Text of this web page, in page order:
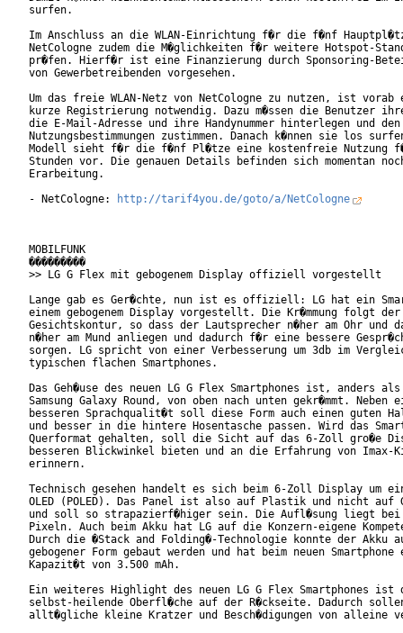
surfen.
Im Anschluss an die WLAN-Einrichtung f�r die f�nf
NetCologne zudem die M�glichkeiten f�r weitere Hotspot-
pr�fen. Hierf�r ist eine Finanzierung durch Sponsoring-
von Gewerbetreibenden vorgesehen.
Um das freie WLAN-Netz von NetCologne zu nutzen, ist
kurze Registrierung notwendig. Dazu m�ssen die Benutzer
die E-Mail-Adresse und ihre Handynummer hinterlegen und den
Nutzungsbestimmungen zustimmen. Danach k�nnen sie los
Modell sieht f�r die f�nf Pl�tze eine kostenfreie Nutzung
Stunden vor. Die genauen Details befinden sich momentan
Erarbeitung.
- NetCologne:
http://tarif4you.de/goto/a/NetCologne
MOBILFUNK
���������
>> LG G Flex mit gebogenem Display offiziell vorgestellt
Lange gab es Ger�chte, nun ist es offiziell: LG hat ein
einem gebogenem Display vorgestellt. Die Kr�mmung folgt der
Gesichtskontur, so dass der Lautsprecher n�her am Ohr und
n�her am Mund anliegen und dadurch f�r eine bessere
sorgen. LG spricht von einer Verbesserung um 3db im
typischen flachen Smartphones.
Das Geh�use des neuen LG G Flex Smartphones ist, anders als
Samsung Galaxy Round, von oben nach unten gekr�mmt. Neben
besseren Sprachqualit�t soll diese Form auch einen guten
und besser in die hintere Hosentasche passen. Wird das
Querformat gehalten, soll die Sicht auf das 6-Zoll gro�e
besseren Blickwinkel bieten und an die Erfahrung von Imax-
erinnern.
Technisch gesehen handelt es sich beim 6-Zoll Display um
OLED (POLED). Das Panel ist also auf Plastik und nicht auf
und soll so strapazierf�higer sein. Die Aufl�sung liegt bei
Pixeln. Auch beim Akku hat LG auf die Konzern-eigene
Durch die �Stack and Folding�-Technologie konnte der Akku
gebogener Form gebaut werden und hat beim neuen Smartphone
Kapazit�t von 3.500 mAh.
Ein weiteres Highlight des neuen LG G Flex Smartphones ist
selbst-heilende Oberfl�che auf der R�ckseite. Dadurch
allt�gliche kleine Kratzer und Besch�digungen von alleine